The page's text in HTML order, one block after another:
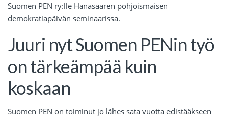
Suomen PEN ry:lle Hanasaaren pohjoismaisen
demokratiapäivän seminaarissa.
Juuri nyt Suomen PENin työ
on tärkeämpää kuin
koskaan
Suomen PEN on toiminut jo lähes sata vuotta edistääkseen